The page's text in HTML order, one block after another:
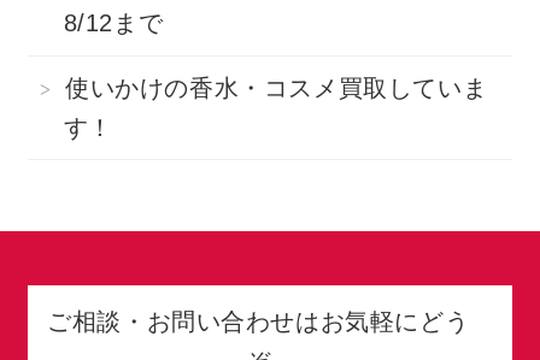
8/12まで
使いかけの香水・コスメ買取していま
す！
ご相談・お問い合わせはお気軽にどう